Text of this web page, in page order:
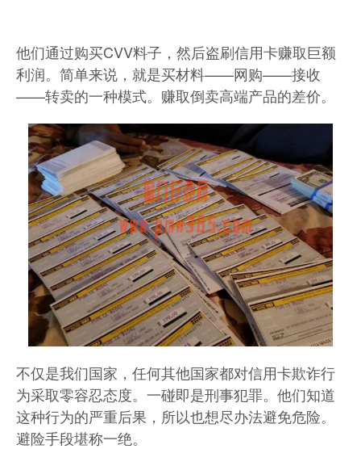
他们通过购买CVV料子，然后盗刷信用卡赚取巨额
利润。简单来说，就是买材料——网购——接收
——转卖的一种模式。赚取倒卖高端产品的差价。
不仅是我们国家，任何其他国家都对信用卡欺诈行
为采取零容忍态度。一碰即是刑事犯罪。他们知道
这种行为的严重后果，所以也想尽办法避免危险。
避险手段堪称一绝。